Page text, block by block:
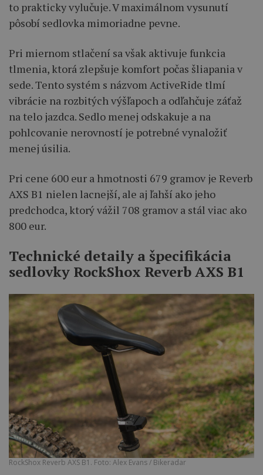
to prakticky vylučuje. V maximálnom vysunutí
pôsobí sedlovka mimoriadne pevne.
Pri miernom stlačení sa však aktivuje funkcia
tlmenia, ktorá zlepšuje komfort počas šliapania v
sede. Tento systém s názvom ActiveRide tlmí
vibrácie na rozbitých výšľapoch a odľahčuje záťaž
na telo jazdca. Sedlo menej odskakuje a na
pohlcovanie nerovností je potrebné vynaložiť
menej úsilia.
Pri cene 600 eur a hmotnosti 679 gramov je Reverb
AXS B1 nielen lacnejší, ale aj ľahší ako jeho
predchodca, ktorý vážil 708 gramov a stál viac ako
800 eur.
Technické detaily a špecifikácia
sedlovky RockShox Reverb AXS B1
RockShox Reverb AXS B1. Foto: Alex Evans / Bikeradar